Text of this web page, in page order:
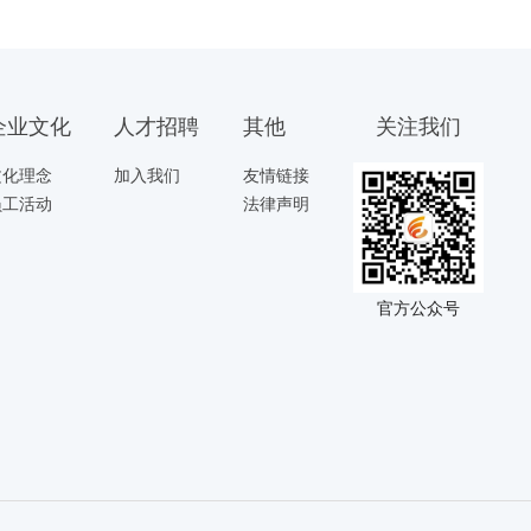
业文化
理念
活动
人才招聘
加入我们
其他
友情链接
法律声明
关注我们
官方公众号